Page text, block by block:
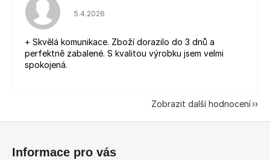
Hodnocení obchodu je 5 z 5 hvězdiček.
5.4.2026
+ Skvělá komunikace. Zboží dorazilo do 3 dnů a
perfektně zabalené. S kvalitou výrobku jsem velmi
spokojená.
Zobrazit další hodnocení
Informace pro vás